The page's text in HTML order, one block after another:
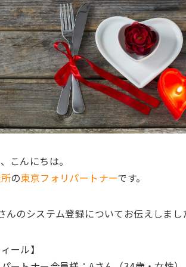
こんにちは。
の東京フォリパートナーです。
んのシステム登録についてお伝えしまし
ール】